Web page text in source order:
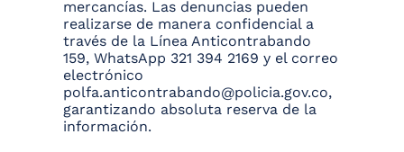
mercancías. Las denuncias pueden
realizarse de manera confidencial a
través de la Línea Anticontrabando
159, WhatsApp 321 394 2169 y el correo
electrónico
polfa.anticontrabando@policia.gov.co,
garantizando absoluta reserva de la
información.